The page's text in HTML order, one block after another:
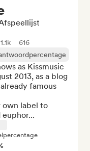
1.1k
616
as Kissmusic
2013, as a blog
famous
own label to